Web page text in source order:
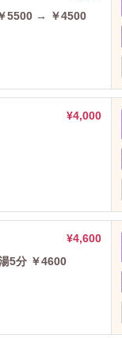
5500 → ￥4500
¥4,000
¥4,600
5分 ￥4600